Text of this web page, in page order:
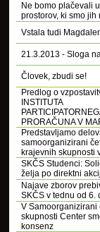
Ne bomo plačevali
prostorov, ki smo jih
Vstala tudi
21.3.2013 - Sloga
Človek, zbudi se!
Predlog o
INSTITUTA
PRORAČUNA V
Predstavljamo
samoorganizirani
krajevnih skupnosti
SKČS Studenci:
želja po direktni
Najave zborov
SKČS v tednu od 6.
V Samoorganizirani
skupnosti Center
konsenz